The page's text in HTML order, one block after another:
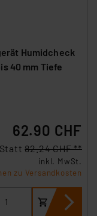
Humidcheck
40 mm Tiefe
62.90 CHF
Statt82.24 CHF **
inkl. MwSt.
zu Versandkosten